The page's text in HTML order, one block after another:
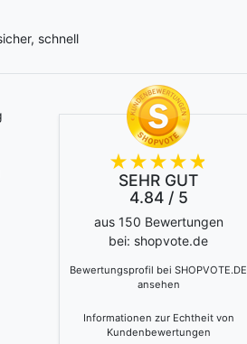
schnell
SEHR GUT
4.84 / 5
aus 150 Bewertungen
bei: shopvote.de
Bewertungsprofil bei SHOPVOTE.DE
ansehen
Informationen zur Echtheit von
Kundenbewertungen